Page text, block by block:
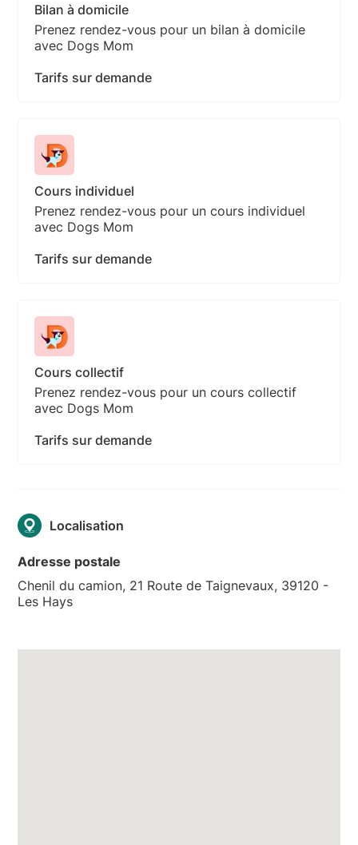
Bilan à domicile
Prenez rendez-vous pour un bilan à domicile
avec Dogs Mom
Tarifs sur demande
Cours individuel
Prenez rendez-vous pour un cours individuel
avec Dogs Mom
Tarifs sur demande
Cours collectif
Prenez rendez-vous pour un cours collectif
avec Dogs Mom
Tarifs sur demande
Localisation
Adresse postale
Chenil du camion, 21 Route de Taignevaux, 39120 -
Les Hays